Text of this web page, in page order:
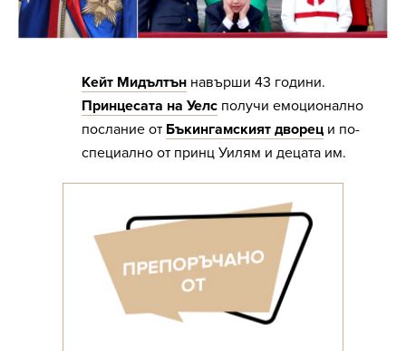
Кейт Мидълтън навърши 43 години.
Принцесата на Уелс получи емоционално
послание от Бъкингамският дворец и по-
специално от принц Уилям и децата им.